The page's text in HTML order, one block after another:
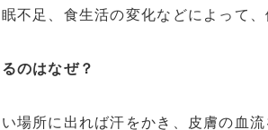
不足、食生活の変化などによって
のはなぜ？
場所に出れば汗をかき、皮膚の血